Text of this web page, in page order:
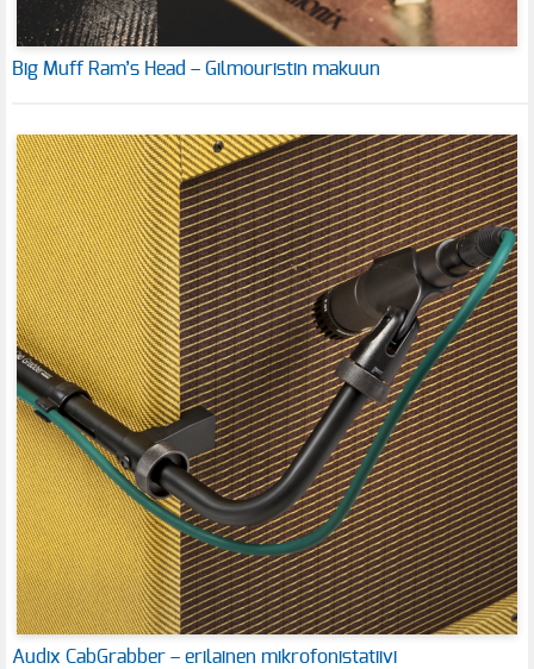
Big Muff Ram’s Head – Gilmouristin makuun
Audix CabGrabber – erilainen mikrofonistatiivi